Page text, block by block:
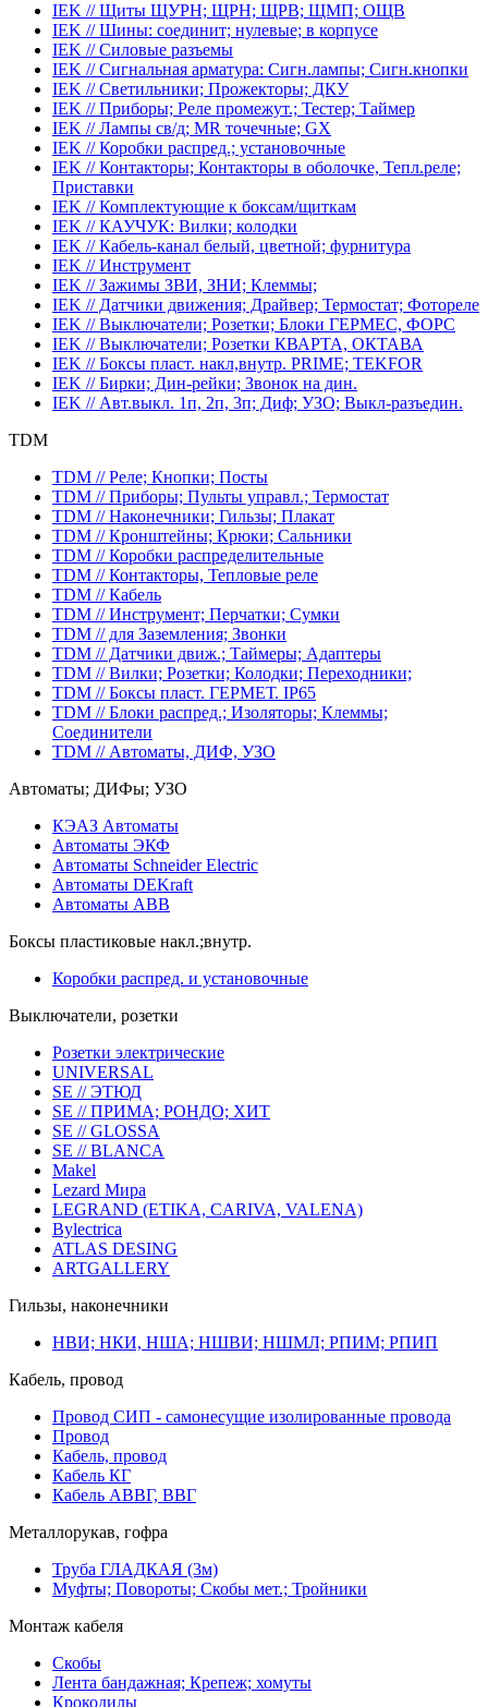
IEK // Щиты ЩУРН; ЩРН; ЩРВ; ЩМП; ОЩВ
IEK // Шины: соединит; нулевые; в корпусе
IEK // Силовые разъемы
IEK // Сигнальная арматура: Сигн.лампы; Сигн.кнопки
IEK // Светильники; Прожекторы; ДКУ
IEK // Приборы; Реле промежут.; Тестер; Таймер
IEK // Лампы св/д; MR точечные; GX
IEK // Коробки распред.; установочные
IEK // Контакторы; Контакторы в оболочке, Тепл.реле;
Приставки
IEK // Комплектующие к боксам/щиткам
IEK // КАУЧУК: Вилки; колодки
IEK // Кабель-канал белый, цветной; фурнитура
IEK // Инструмент
IEK // Зажимы ЗВИ, ЗНИ; Клеммы;
IEK // Датчики движения; Драйвер; Термостат; Фотореле
IEK // Выключатели; Розетки; Блоки ГЕРМЕС, ФОРС
IEK // Выключатели; Розетки КВАРТА, ОКТАВА
IEK // Боксы пласт. накл,внутр. PRIME; TEKFOR
IEK // Бирки; Дин-рейки; Звонок на дин.
IEK // Авт.выкл. 1п, 2п, 3п; Диф; УЗО; Выкл-разъедин.
TDM
TDM // Реле; Кнопки; Посты
TDM // Приборы; Пульты управл.; Термостат
TDM // Наконечники; Гильзы; Плакат
TDM // Кронштейны; Крюки; Сальники
TDM // Коробки распределительные
TDM // Контакторы, Тепловые реле
TDM // Кабель
TDM // Инструмент; Перчатки; Сумки
TDM // для Заземления; Звонки
TDM // Датчики движ.; Таймеры; Адаптеры
TDM // Вилки; Розетки; Колодки; Переходники;
TDM // Боксы пласт. ГЕРМЕТ. IP65
TDM // Блоки распред.; Изоляторы; Клеммы;
Соединители
TDM // Автоматы, ДИФ, УЗО
Автоматы; ДИФы; УЗО
КЭАЗ Автоматы
Автоматы ЭКФ
Автоматы Schneider Electric
Автоматы DEKraft
Автоматы ABB
Боксы пластиковые накл.;внутр.
Коробки распред. и установочные
Выключатели, розетки
Розетки электрические
UNIVERSAL
SE // ЭТЮД
SE // ПРИМА; РОНДО; ХИТ
SE // GLOSSA
SE // BLANCA
Makel
Lezard Мира
LEGRAND (ETIKA, CARIVA, VALENA)
Bylectrica
ATLAS DESING
ARTGALLERY
Гильзы, наконечники
НВИ; НКИ, НША; НШВИ; НШМЛ; РПИМ; РПИП
Кабель, провод
Провод СИП - самонесущие изолированные провода
Провод
Кабель, провод
Кабель КГ
Кабель АВВГ, ВВГ
Металлорукав, гофра
Труба ГЛАДКАЯ (3м)
Муфты; Повороты; Скобы мет.; Тройники
Монтаж кабеля
Скобы
Лента бандажная; Крепеж; хомуты
Крокодилы